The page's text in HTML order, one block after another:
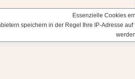
Essenzielle Cookies
speichern in der Regel Ihre IP-Adresse